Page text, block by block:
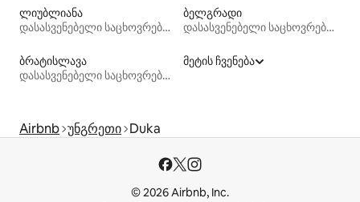
ლიუბლიანა
დასასვენებელი საცხოვრებლები
ბელგრადი
დასასვენებელი საცხოვრებლები
ბრატისლავა
დასასვენებელი საცხოვრებლები
მეტის ჩვენება
Airbnb უნგრეთი Duka
© 2026 Airbnb, Inc.